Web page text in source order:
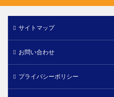
サイトマップ
お問い合わせ
プライバシーポリシー